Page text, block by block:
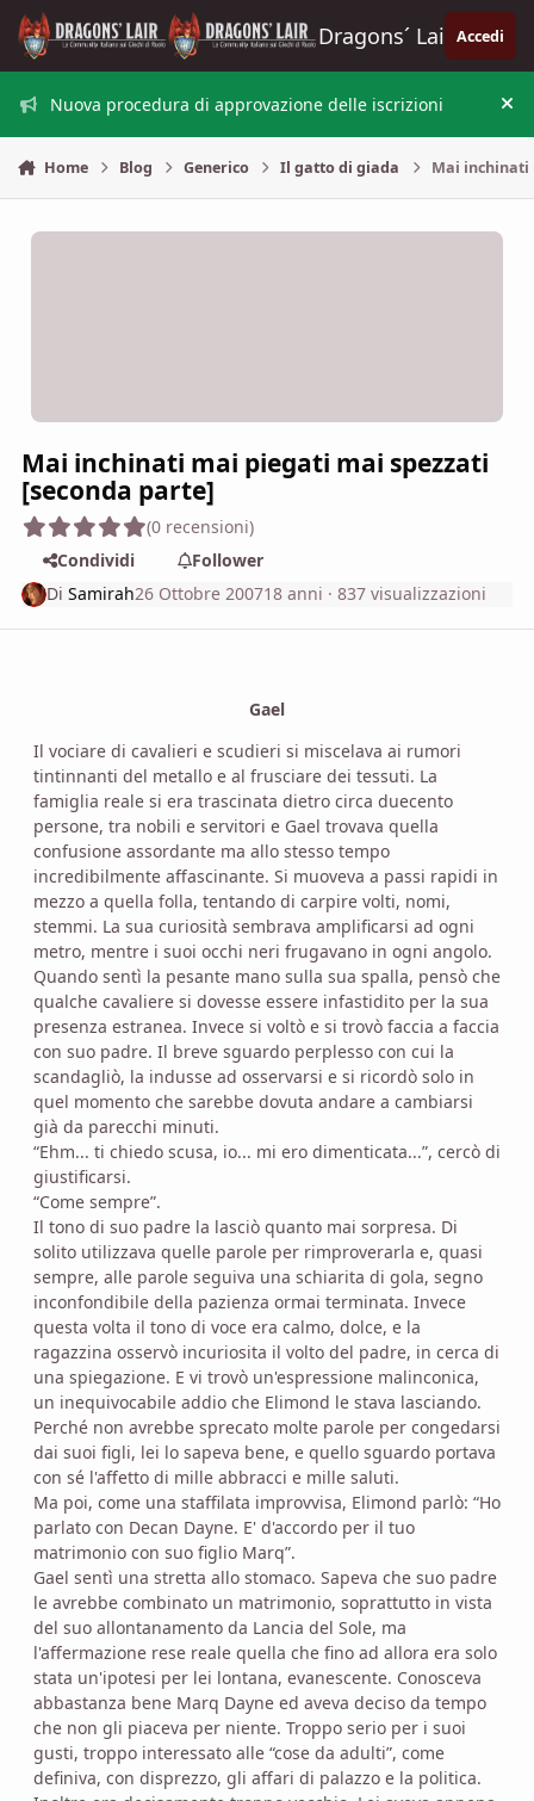
Vai al contenuto
Dragons´ Lair Accedi
Nuova procedura di approvazione delle iscrizioni
Home Blog Generico Il gatto di giada Mai inchinati
Mai inchinati mai piegati mai spezzati
[seconda parte]
(0 recensioni)
Condividi
Follower
DiSamirah26 Ottobre 200718 anni · 837 visualizzazioni
Gael
Il vociare di cavalieri e scudieri si miscelava ai rumori
tintinnanti del metallo e al frusciare dei tessuti. La
famiglia reale si era trascinata dietro circa duecento
persone, tra nobili e servitori e Gael trovava quella
confusione assordante ma allo stesso tempo
incredibilmente affascinante. Si muoveva a passi rapidi in
mezzo a quella folla, tentando di carpire volti, nomi,
stemmi. La sua curiosità sembrava amplificarsi ad ogni
metro, mentre i suoi occhi neri frugavano in ogni angolo.
Quando sentì la pesante mano sulla sua spalla, pensò che
qualche cavaliere si dovesse essere infastidito per la sua
presenza estranea. Invece si voltò e si trovò faccia a faccia
con suo padre. Il breve sguardo perplesso con cui la
scandagliò, la indusse ad osservarsi e si ricordò solo in
quel momento che sarebbe dovuta andare a cambiarsi
già da parecchi minuti.
“Ehm... ti chiedo scusa, io... mi ero dimenticata...”, cercò di
giustificarsi.
“Come sempre”.
Il tono di suo padre la lasciò quanto mai sorpresa. Di
solito utilizzava quelle parole per rimproverarla e, quasi
sempre, alle parole seguiva una schiarita di gola, segno
inconfondibile della pazienza ormai terminata. Invece
questa volta il tono di voce era calmo, dolce, e la
ragazzina osservò incuriosita il volto del padre, in cerca di
una spiegazione. E vi trovò un'espressione malinconica,
un inequivocabile addio che Elimond le stava lasciando.
Perché non avrebbe sprecato molte parole per congedarsi
dai suoi figli, lei lo sapeva bene, e quello sguardo portava
con sé l'affetto di mille abbracci e mille saluti.
Ma poi, come una staffilata improvvisa, Elimond parlò: “Ho
parlato con Decan Dayne. E' d'accordo per il tuo
matrimonio con suo figlio Marq”.
Gael sentì una stretta allo stomaco. Sapeva che suo padre
le avrebbe combinato un matrimonio, soprattutto in vista
del suo allontanamento da Lancia del Sole, ma
l'affermazione rese reale quella che fino ad allora era solo
stata un'ipotesi per lei lontana, evanescente. Conosceva
abbastanza bene Marq Dayne ed aveva deciso da tempo
che non gli piaceva per niente. Troppo serio per i suoi
gusti, troppo interessato alle “cose da adulti”, come
definiva, con disprezzo, gli affari di palazzo e la politica.